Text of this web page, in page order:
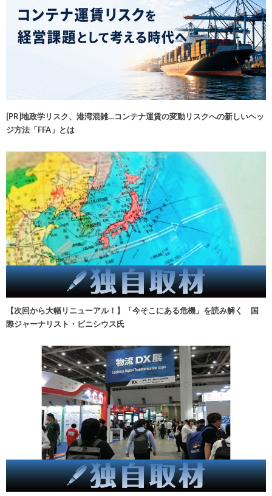
[PR]地政学リスク、港湾混雑…コンテナ運賃の変動リスクへの新しいヘッ
ジ方法「FFA」とは
【次回から大幅リニューアル！】「今そこにある危機」を読み解く 国
際ジャーナリスト・ビニシウス氏